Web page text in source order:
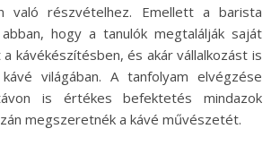
való részvételhez. Emellett a barista
hogy a tanulók megtalálják saját
kávékészítésben, és akár vállalkozást is
világában. A tanfolyam elvégzése
is értékes befektetés mindazok
megszeretnék a kávé művészetét.